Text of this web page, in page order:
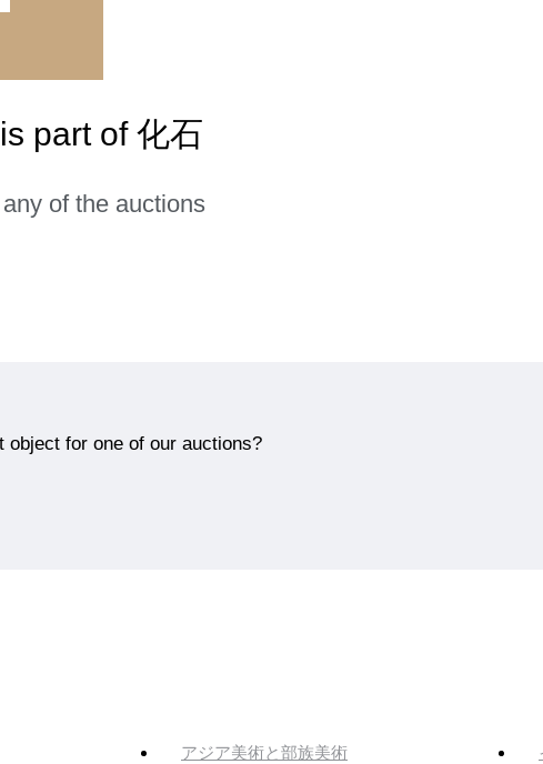
part of 化石
of the auctions
object for one of our auctions?
アジア美術と部族美術